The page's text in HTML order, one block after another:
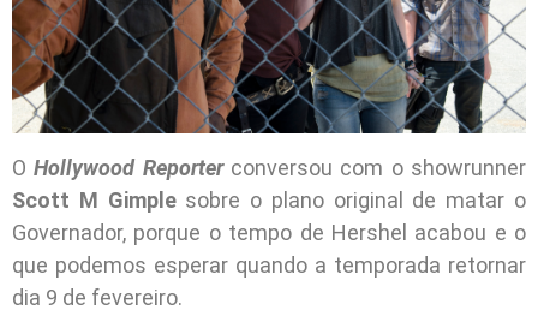
OHollywood Reporterconversou com o showrunner
Scott M Gimplesobre o plano original de matar o
Governador, porque o tempo de Hershel acabou e o
que podemos esperar quando a temporada retornar
dia 9 de fevereiro.